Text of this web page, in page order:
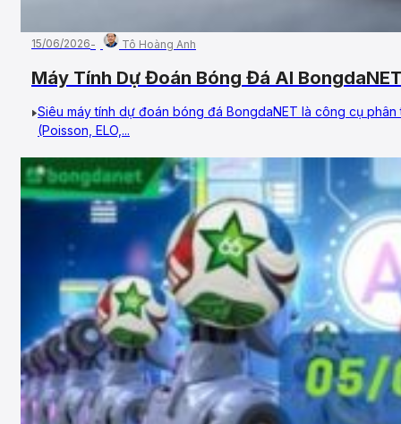
15/06/2026 Tô Hoàng Anh
Máy Tính Dự Đoán Bóng Đá AI
Siêu máy tính dự đoán bóng đá BongdaNET là công cụ
(Poisson, ELO,...